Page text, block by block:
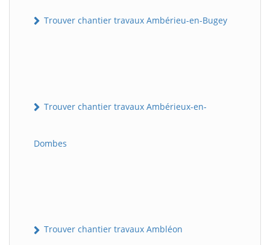
Trouver chantier travaux Ambérieu-en-Bugey
Trouver chantier travaux Ambérieux-en-
Dombes
Trouver chantier travaux Ambléon